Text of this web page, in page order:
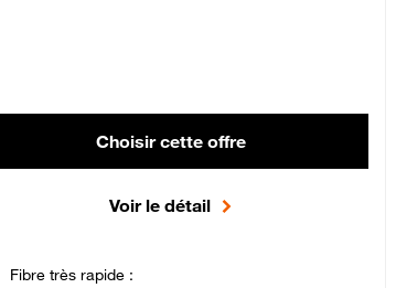
Choisir cette offre
Voir le détail
Fibre très rapide :